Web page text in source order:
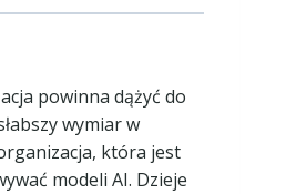
powinna dążyć do
wymiar w
która jest
modeli AI. Dzieje